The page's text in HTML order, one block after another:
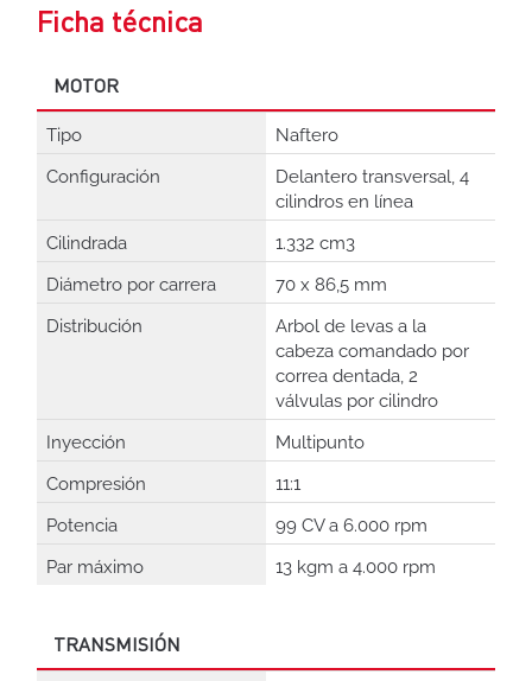
Ficha técnica
MOTOR
Tipo
Naftero
Configuración
Delantero transversal, 4
cilindros en línea
Cilindrada
1.332 cm3
Diámetro por carrera
70 x 86,5 mm
Distribución
Arbol de levas a la
cabeza comandado por
correa dentada, 2
válvulas por cilindro
Inyección
Multipunto
Compresión
11:1
Potencia
99 CV a 6.000 rpm
Par máximo
13 kgm a 4.000 rpm
TRANSMISIÓN